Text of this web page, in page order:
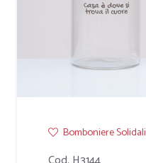
Bomboniere Solidali